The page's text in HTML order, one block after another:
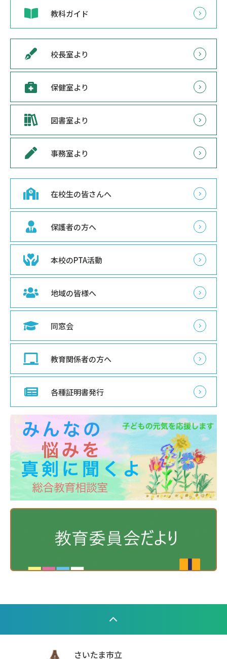
教科ガイド
校長室より
保健室より
図書室より
事務室より
在校生の皆さんへ
保護者の方へ
本校のPTA活動
地域の皆様へ
同窓会
教育関係者の方へ
各種証明書発行